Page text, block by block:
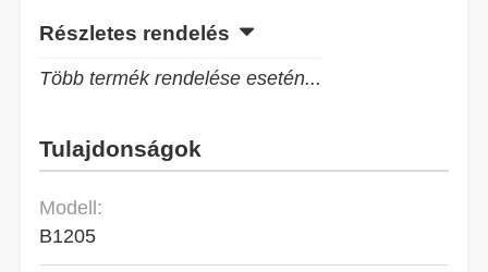
Részletes rendelés
Több termék rendelése esetén...
Tulajdonságok
Modell:
B1205